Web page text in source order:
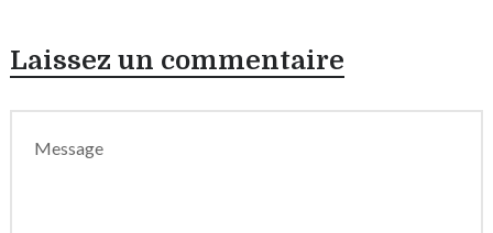
Laissez un commentaire